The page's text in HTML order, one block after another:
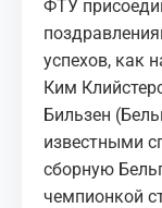
ФТУ
успехов, как
Ким
Бильзен
известными
сборную
чемпионкой